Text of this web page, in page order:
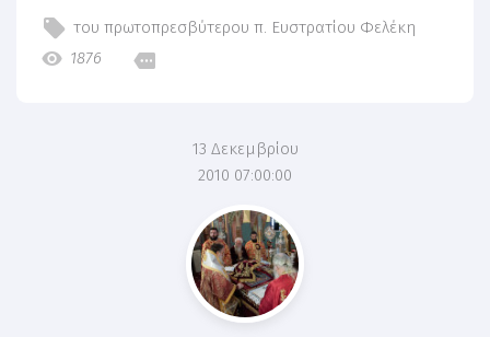
του πρωτοπρεσβύτερου π. Ευστρατίου Φελέκη
1876
13 Δεκεμβρίου
2010 07:00:00